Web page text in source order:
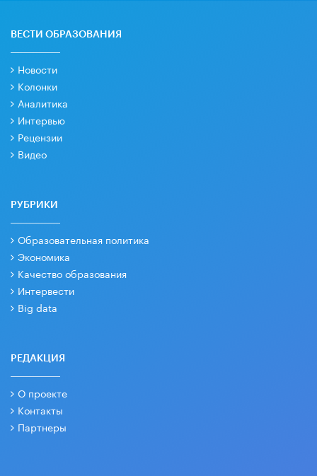
ВЕСТИ ОБРАЗОВАНИЯ
Новости
Колонки
Аналитика
Интервью
Рецензии
Видео
РУБРИКИ
Образовательная политика
Экономика
Качество образования
Интервести
Big data
РЕДАКЦИЯ
О проекте
Контакты
Партнеры